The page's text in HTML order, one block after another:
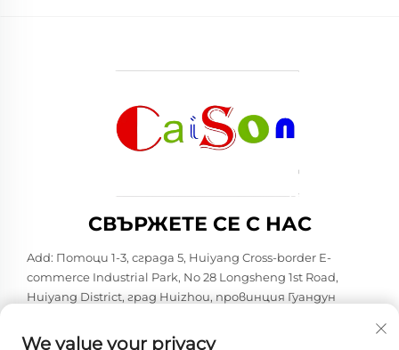
СВЪРЖЕТЕ СЕ С НАС
Add: Потоци 1-3, сграда 5, Huiyang Cross-border E-
commerce Industrial Park, No 28 Longsheng 1st Road,
Huiyang District, град Huizhou, провинция Гуандун
We value your privacy